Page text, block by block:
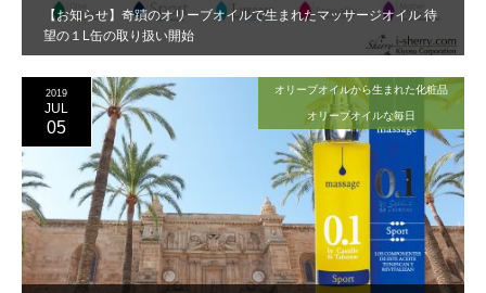
【お知らせ】奇蹟のオリーブオイルで生まれたマッサージオイル 待
望の１L缶の取り扱い開始
2019
JUL
05
オリーブオイルから生まれた化粧品
オリーブオイルな毎日